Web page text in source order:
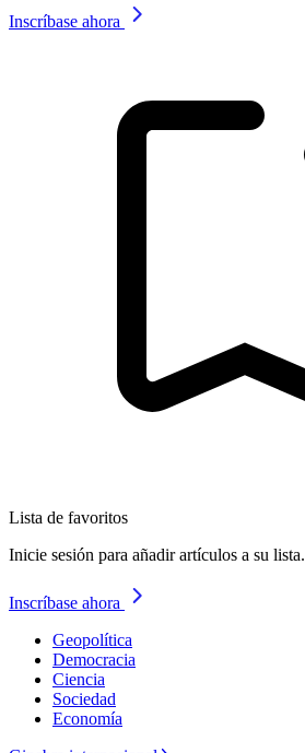
Inscríbase ahora
Lista de favoritos
Inicie sesión para añadir artículos a su lista.
Inscríbase ahora
Geopolítica
Democracia
Ciencia
Sociedad
Economía